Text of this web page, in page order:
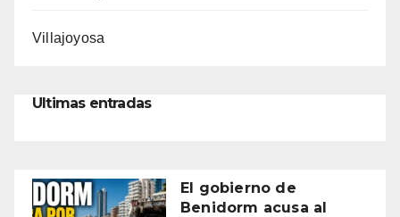
Villajoyosa
Ultimas entradas
El gobierno de
Benidorm acusa al